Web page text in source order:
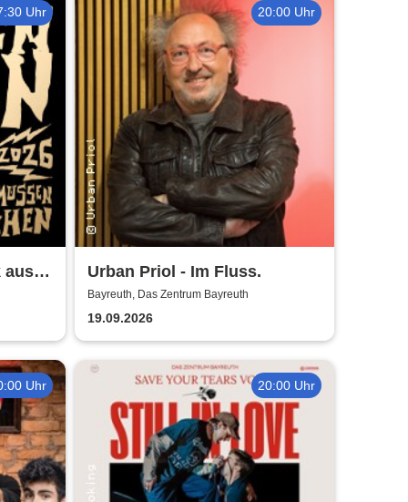
Uhr
aus!
20:00 Uhr
Urban Priol - Im Fluss.
Bayreuth, Das Zentrum Bayreuth
19.09.2026
Uhr 20:00 Uhr